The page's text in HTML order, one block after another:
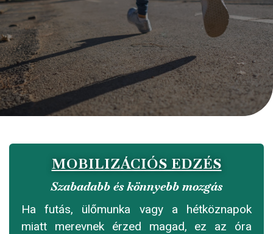
MOBILIZÁCIÓS EDZÉS
Szabadabb és könnyebb mozgás
Ha futás, ülőmunka vagy a hétköznapok
miatt merevnek érzed magad, ez az óra